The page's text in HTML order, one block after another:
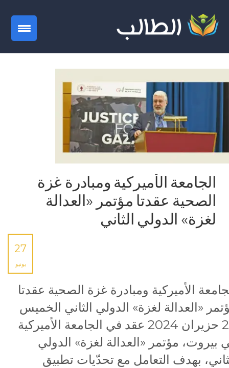
الجامعة الأميركية ومبادرة غزة
الصحية عقدتا مؤتمر «العدالة
لغزة» الدولي الثاني
27
يونيو
الأميركية ومبادرة غزة الصحية عقدتا
«العدالة لغزة» الدولي الثاني الخميس
27 حزيران 2024 عقد في الجامعة الأميركية
بيروت، مؤتمر «العدالة لغزة» الدولي
بهدف التعامل مع تحدّيات تطبيق